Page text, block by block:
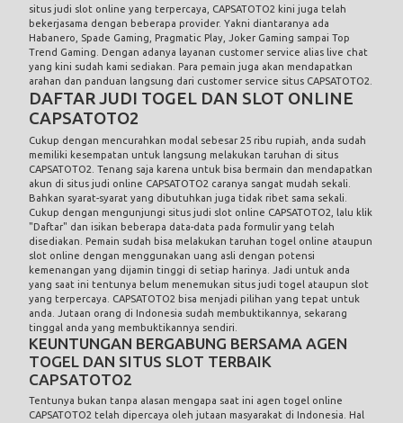
situs judi slot online yang terpercaya, CAPSATOTO2 kini juga telah
bekerjasama dengan beberapa provider. Yakni diantaranya ada
Habanero, Spade Gaming, Pragmatic Play, Joker Gaming sampai Top
Trend Gaming. Dengan adanya layanan customer service alias live chat
yang kini sudah kami sediakan. Para pemain juga akan mendapatkan
arahan dan panduan langsung dari customer service situs CAPSATOTO2.
DAFTAR JUDI TOGEL DAN SLOT ONLINE
CAPSATOTO2
Cukup dengan mencurahkan modal sebesar 25 ribu rupiah, anda sudah
memiliki kesempatan untuk langsung melakukan taruhan di situs
CAPSATOTO2. Tenang saja karena untuk bisa bermain dan mendapatkan
akun di situs judi online CAPSATOTO2 caranya sangat mudah sekali.
Bahkan syarat-syarat yang dibutuhkan juga tidak ribet sama sekali.
Cukup dengan mengunjungi situs judi slot online CAPSATOTO2, lalu klik
"Daftar" dan isikan beberapa data-data pada formulir yang telah
disediakan. Pemain sudah bisa melakukan taruhan togel online ataupun
slot online dengan menggunakan uang asli dengan potensi
kemenangan yang dijamin tinggi di setiap harinya. Jadi untuk anda
yang saat ini tentunya belum menemukan situs judi togel ataupun slot
yang terpercaya. CAPSATOTO2 bisa menjadi pilihan yang tepat untuk
anda. Jutaan orang di Indonesia sudah membuktikannya, sekarang
tinggal anda yang membuktikannya sendiri.
KEUNTUNGAN BERGABUNG BERSAMA AGEN
TOGEL DAN SITUS SLOT TERBAIK
CAPSATOTO2
Tentunya bukan tanpa alasan mengapa saat ini agen togel online
CAPSATOTO2 telah dipercaya oleh jutaan masyarakat di Indonesia. Hal